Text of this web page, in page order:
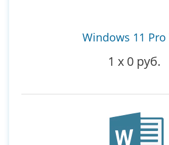
Windows 11 Pro
1 x 0 руб.